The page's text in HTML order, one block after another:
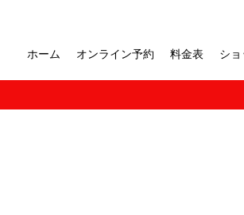
ホーム オンライン予約 料金表 シ